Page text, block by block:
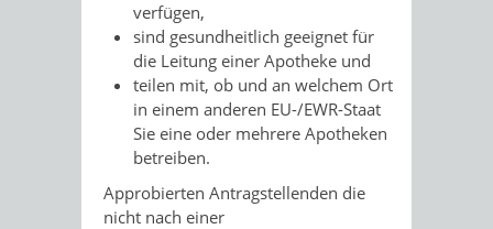
verfügen,
sind gesundheitlich geeignet für
die Leitung einer Apotheke und
teilen mit, ob und an welchem Ort
in einem anderen EU-/EWR-Staat
Sie eine oder mehrere Apotheken
betreiben.
Approbierten Antragstellenden die
nicht nach einer